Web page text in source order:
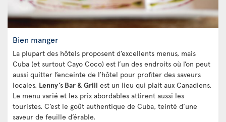
Bien manger
La plupart des hôtels proposent d’excellents menus, mais
Cuba (et surtout Cayo Coco) est l’un des endroits où l’on peut
aussi quitter l’enceinte de l’hôtel pour profiter des saveurs
locales. Lenny’s Bar & Grill est un lieu qui plait aux Canadiens.
Le menu varié et les prix abordables attirent aussi les
touristes. C’est le goût authentique de Cuba, teinté d’une
saveur de feuille d’érable.